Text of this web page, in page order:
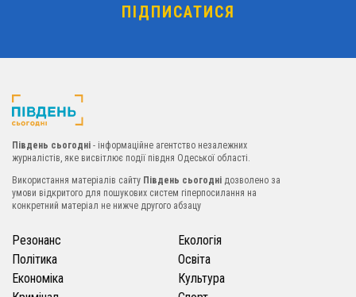
Південь сьогодні - інформаційне агентство незалежних
журналістів, яке висвітлює події півдня Одеської області.
Використання матеріалів сайту Південь сьогодні дозволено за
умови відкритого для пошукових систем гіперпосилання на
конкретний матеріал не нижче другого абзацу
Резонанс
Політика
Економіка
Екологія
Освіта
Культура